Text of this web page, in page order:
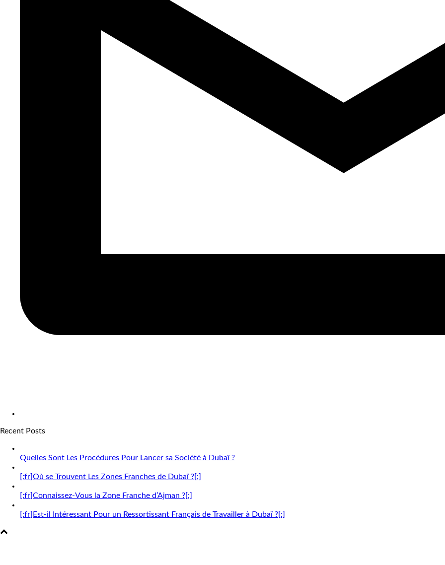
Recent Posts
Quelles Sont Les Procédures Pour Lancer sa Société à Dubaï ?
[:fr]Où se Trouvent Les Zones Franches de Dubaï ?[:]
[:fr]Connaissez-Vous la Zone Franche d’Ajman ?[:]
[:fr]Est-il Intéressant Pour un Ressortissant Français de Travailler à Dubaï ?[:]